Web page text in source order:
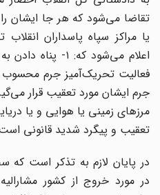
تقاضا می‌شود که هر جا ایشان را
یا مراکز سپاه پاسداران
اعلام می‌شود که: ۱-
فعالیت تحریک‌آمیز جرم محسوب
مرزهای زمینی یا هوایی و یا
تعقیب و پیگرد شدید قانونی است.
در پایان لازم به تذکر است که
در مورد خروج از کشور